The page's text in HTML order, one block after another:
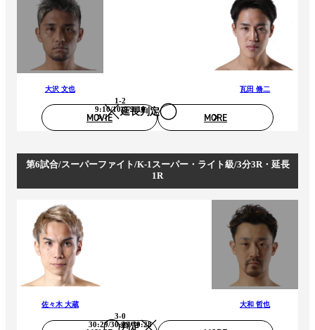
大沢 文也
延長判定
1-2
9:10/10:9/9:10
瓦田 脩二
MOVIE MORE
第6試合/スーパーファイト/K-1スーパー・ライト級/3分3R・延長
1R
佐々木 大蔵
判定
3-0
30:29/30:29/30:28
大和 哲也